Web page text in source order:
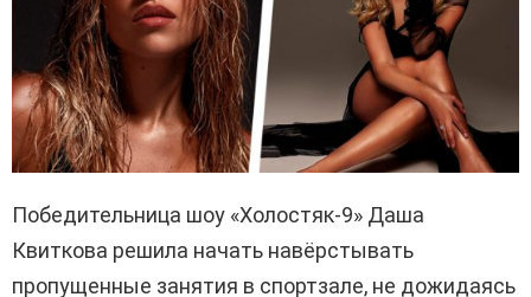
Победительница шоу «Холостяк-9» Даша
Квиткова решила начать навёрстывать
пропущенные занятия в спортзале, не дожидаясь